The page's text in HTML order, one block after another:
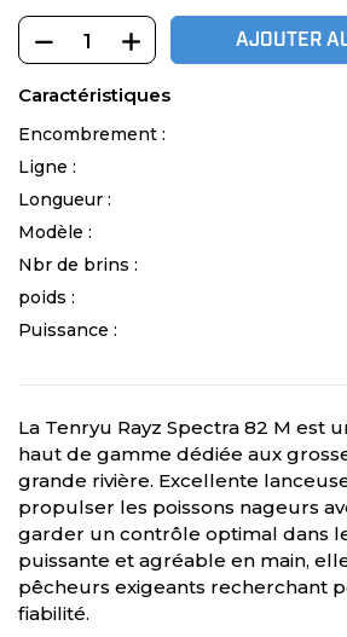
AJOUTER
Caractéristiques
Encombrement :
Ligne :
Longueur :
Modèle :
Nbr de brins :
poids :
Puissance :
La Tenryu Rayz Spectra 82 M est
haut de gamme dédiée aux
grande rivière. Excellente
propulser les poissons nageurs
garder un contrôle optimal dans
puissante et agréable en main,
pêcheurs exigeants recherchant
fiabilité.